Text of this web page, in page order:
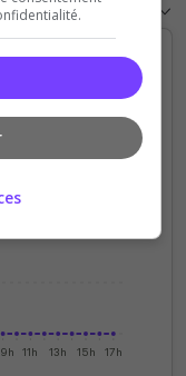
11h 13h 15h 17h